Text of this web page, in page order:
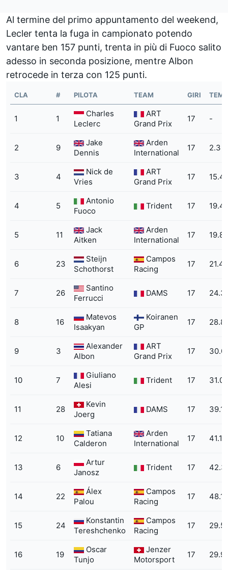
Al termine del primo appuntamento del weekend,
Lecler tenta la fuga in campionato potendo
vantare ben 157 punti, trenta in più di Fuoco salito
adesso in seconda posizione, mentre Albon
retrocede in terza con 125 punti.
CLA # PILOTA TEAM GIRI
1 1
Charles
Leclerc
ART
Grand Prix
17 -
2 9
Jake
Dennis
Arden
International
17 2.3
3 4
Nick de
Vries
ART
Grand Prix
17 15.4
4 5
Antonio
Fuoco
Trident 17 19.4
5 11
Jack
Aitken
Arden
International
17 19.8
6 23
Steijn
Schothorst
Campos
Racing
17 21.4
7 26
Santino
Ferrucci
DAMS 17 24.3
8 16
Matevos
Isaakyan
Koiranen
GP
17 28.8
9 3
Alexander
Albon
ART
Grand Prix
17 30.0
10 7
Giuliano
Alesi
Trident 17 31.0
11 28
Kevin
Joerg
DAMS 17 39.1
12 10
Tatiana
Calderon
Arden
International
17 41.1
13 6
Artur
Janosz
Trident 17 42.3
14 22
Álex
Palou
Campos
Racing
17 48.1
15 24
Konstantin
Tereshchenko
Campos
Racing
17 29.5
16 19
Oscar
Tunjo
Jenzer
Motorsport
17 29.9